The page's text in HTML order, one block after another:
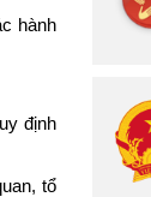
hành
định
tổ